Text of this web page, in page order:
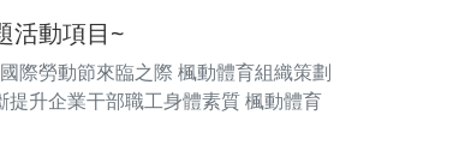
活動項目~
際勞動節來臨之際 楓動體育組織策劃
升企業干部職工身體素質 楓動體育